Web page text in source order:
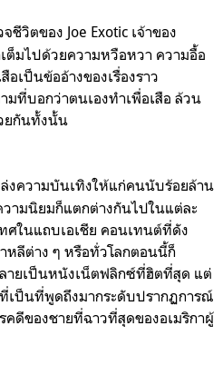
ชีวิตของ Joe Exotic เจ้าของ
เต็มไปด้วยความหวือหวา ความอื้อ
อเป็นข้ออ้างของเรื่องราว
มที่บอกว่าตนเองทำเพื่อเสือ ล้วน
ยกันทั้งนั้น
งความบันเทิงให้แก่คนนับร้อยล้าน
ามนิยมก็แตกต่างกันไปในแต่ละ
ศในแถบเอเชีย คอนเทนต์ที่ดัง
หลีต่าง ๆ หรือทั่วโลกตอนนี้ก็
ายเป็นหนังเน็ตฟลิกซ์ที่ฮิตที่สุด แต่
เป็นที่พูดถึงมากระดับปรากฏการณ์
คดีของชายที่ฉาวที่สุดของอเมริกาผู้